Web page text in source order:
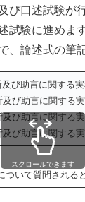
び口述試験が
試験に進めま
、論述式の筆
び助言に関する
び助言に関する
び助言に関する
及び助言に関する
ついて質問される
スクロールできます